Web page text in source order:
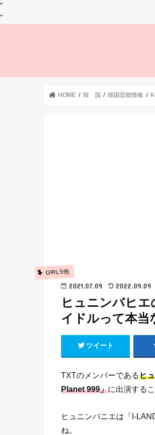
"
"
HOME 韓 国 韓国芸能情報
GIRLS他
2021.07.09 2022.09.09
ヒュニンバヒ
イドルって本当
ツイート
TXTのメンバーであるヒ
Planet 999」に出演する
ヒュニンバニエは「I-
ね。